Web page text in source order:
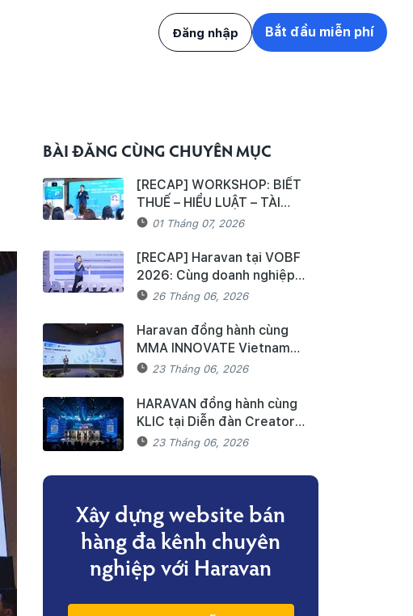
Đăng nhập Bắt đầu miễn phí
BÀI ĐĂNG CÙNG CHUYÊN MỤC
[RECAP] WORKSHOP: BIẾT
THUẾ – HIỂU LUẬT – TÀI
CHÍNH VỮNG VÀNG CHO NHÀ
01 Tháng 07, 2026
[RECAP] Haravan tại VOBF
2026: Cùng doanh nghiệp
bứt tốc tăng trưởng trong kỷ
26 Tháng 06, 2026
Haravan đồng hành cùng
MMA INNOVATE Vietnam
202623 Tháng 06, 2026
HARAVAN đồng hành cùng
KLIC tại Diễn đàn Creator
Economy 2026
23 Tháng 06, 2026
Xây dựng website bán
hàng đa kênh chuyên
nghiệp với Haravan